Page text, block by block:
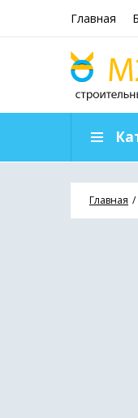
Главная
Главная